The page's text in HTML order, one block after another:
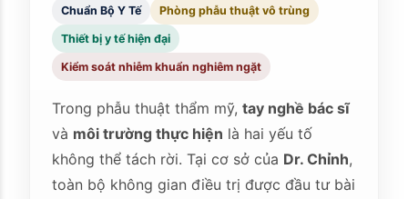
Chuẩn Bộ Y Tế Phòng phẫu thuật vô trùng
Thiết bị y tế hiện đại
Kiểm soát nhiễm khuẩn nghiêm ngặt
Trong phẫu thuật thẩm mỹ,tay nghề bác sĩ
và môi trường thực hiện là hai yếu tố
không thể tách rời. Tại cơ sở của Dr. Chỉnh,
toàn bộ không gian điều trị được đầu tư bài